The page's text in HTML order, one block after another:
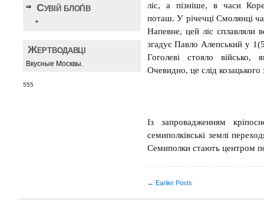
Сувій блоґів
+
Жертводавці
Вкусные Москвы.
555
ліс, а пізніше, в часи
поташ. У річечці Смолянці
Напевне, цей ліс сплавляли
згадує Павло Алепський у
Гоголеві стояло військо,
Очевидно, це слід козацького
Із запровадженням
семиполківські землі
Семиполки стають центром
← Earlier Posts